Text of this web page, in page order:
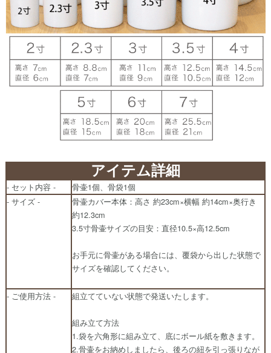
アイテム詳細
- セット内容 -
骨壷1個、骨袋1個
- サイズ -
骨壷カバー本体：高さ 約23cm×横幅 約14cm×奥行き
約12.3cm
3.5寸骨壷サイズの目安：直径10.5×高12.5cm
お手元に骨壷がある場合には、覆袋から出した状態で
サイズを確認してください。
- ご使用方法 - 組立てていない状態で発送いたします。
組み立て方法
1.袋を六角形に組み立て、底にボール紙を敷きます。
2.骨壷をお納めしましたら、後ろの紐を引っ張りなが